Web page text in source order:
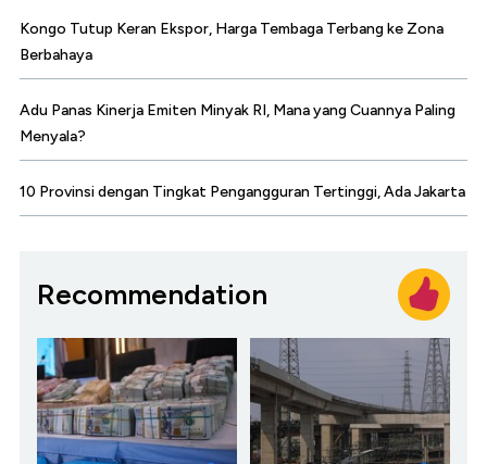
Kongo Tutup Keran Ekspor, Harga Tembaga Terbang ke Zona
Berbahaya
Adu Panas Kinerja Emiten Minyak RI, Mana yang Cuannya Paling
Menyala?
10 Provinsi dengan Tingkat Pengangguran Tertinggi, Ada Jakarta
Recommendation